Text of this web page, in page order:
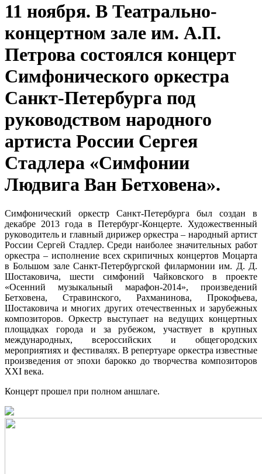
11 ноября. В Театрально-
концертном зале им. А.П.
Петрова состоялся концерт
Симфонического оркестра
Санкт-Петербурга под
руководством народного
артиста России Сергея
Стадлера «Симфонии
Людвига Ван Бетховена».
Симфонический оркестр Санкт-Петербурга был создан в
декабре 2013 года в Петербург-Концерте. Художественный
руководитель и главный дирижер оркестра – народный артист
России Сергей Стадлер. Среди наиболее значительных работ
оркестра – исполнение всех скрипичных концертов Моцарта
в Большом зале Санкт-Петербургской филармонии им. Д. Д.
Шостаковича, шести симфоний Чайковского в проекте
«Осенний музыкальный марафон-2014», произведений
Бетховена, Стравинского, Рахманинова, Прокофьева,
Шостаковича и многих других отечественных и зарубежных
композиторов. Оркестр выступает на ведущих концертных
площадках города и за рубежом, участвует в крупных
международных, всероссийских и общегородских
мероприятиях и фестивалях. В репертуаре оркестра известные
произведения от эпохи барокко до творчества композиторов
XXI века.
Концерт прошел при полном аншлаге.